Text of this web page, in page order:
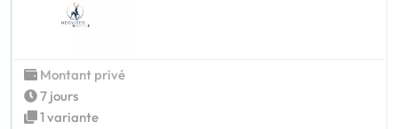
Montant privé
7 jours
1 variante